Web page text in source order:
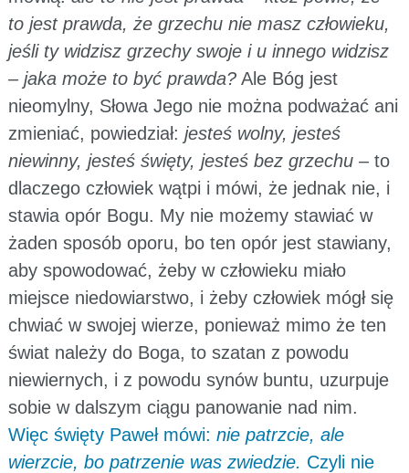
to jest prawda, że grzechu nie masz człowieku,
jeśli ty widzisz grzechy swoje i u innego widzisz
– jaka może to być prawda?Ale Bóg jest
nieomylny, Słowa Jego nie można podważać ani
zmieniać, powiedział: jesteś wolny, jesteś
niewinny, jesteś święty, jesteś bez grzechu– to
dlaczego człowiek wątpi i mówi, że jednak nie, i
stawia opór Bogu. My nie możemy stawiać w
żaden sposób oporu, bo ten opór jest stawiany,
aby spowodować, żeby w człowieku miało
miejsce niedowiarstwo, i żeby człowiek mógł się
chwiać w swojej wierze, ponieważ mimo że ten
świat należy do Boga, to szatan z powodu
niewiernych, i z powodu synów buntu, uzurpuje
sobie w dalszym ciągu panowanie nad nim.
Więc święty Paweł mówi: nie patrzcie, ale
wierzcie, bo patrzenie was zwiedzie. Czyli nie